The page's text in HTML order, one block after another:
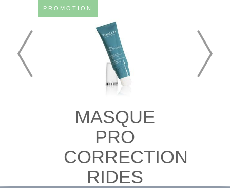
PROMOTION
MASQUE
PRO
CORRECTION
RIDES